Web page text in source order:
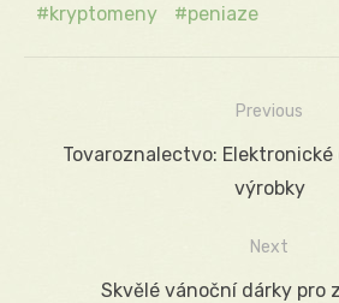
kryptomeny
peniaze
Navigácia
Previous
Previous
Tovaroznalectvo:
výrobky
Next
Next
Skvělé vánoční dárky pro